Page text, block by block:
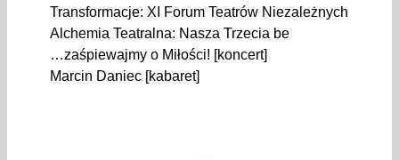
Transformacje: XI Forum Teatrów Niezależnych
Alchemia Teatralna: Nasza Trzecia be
…zaśpiewajmy o Miłości! [koncert]
Marcin Daniec [kabaret]